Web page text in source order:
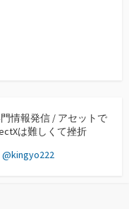
情報発信 / アセットで
は難しくて挫折
@kingyo222